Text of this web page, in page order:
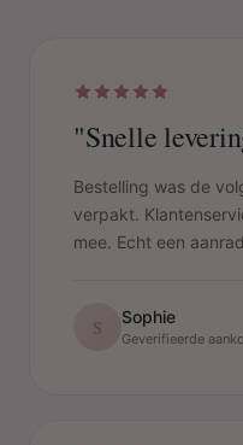
"Snelle
Bestelling was de
verpakt.
mee. Echt een
S Sophie
Geverifieerde